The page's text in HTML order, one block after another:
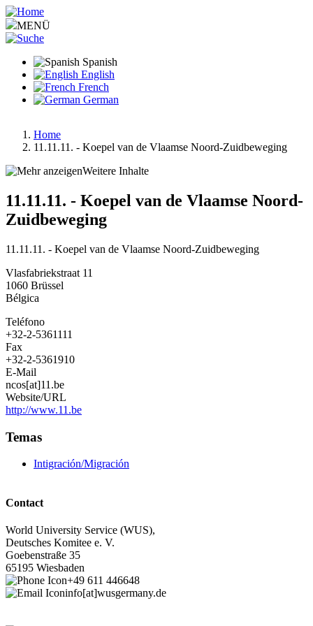
Pasar
al
contenido
MENÜ
Spanish
English
French
German
Ruta
de
Home
11.11.11. - Koepel van de Vlaamse Noord-Zuidbeweging
Weitere Inhalte
11.11.11. - Koepel van de Vlaamse Noord-
Zuidbeweging
11.11.11. - Koepel van de Vlaamse Noord-Zuidbeweging
Vlasfabriekstraat 11
1060 Brüssel
Bélgica
Teléfono
+32-2-5361111
Fax
+32-2-5361910
E-Mail
ncos[at]11.be
Website/URL
http://www.11.be
Temas
Intigración/Migración
Contact
World University Service (WUS),
Deutsches Komitee e. V.
Goebenstraße 35
65195 Wiesbaden
+49 611 446648
info[at]wusgermany.de